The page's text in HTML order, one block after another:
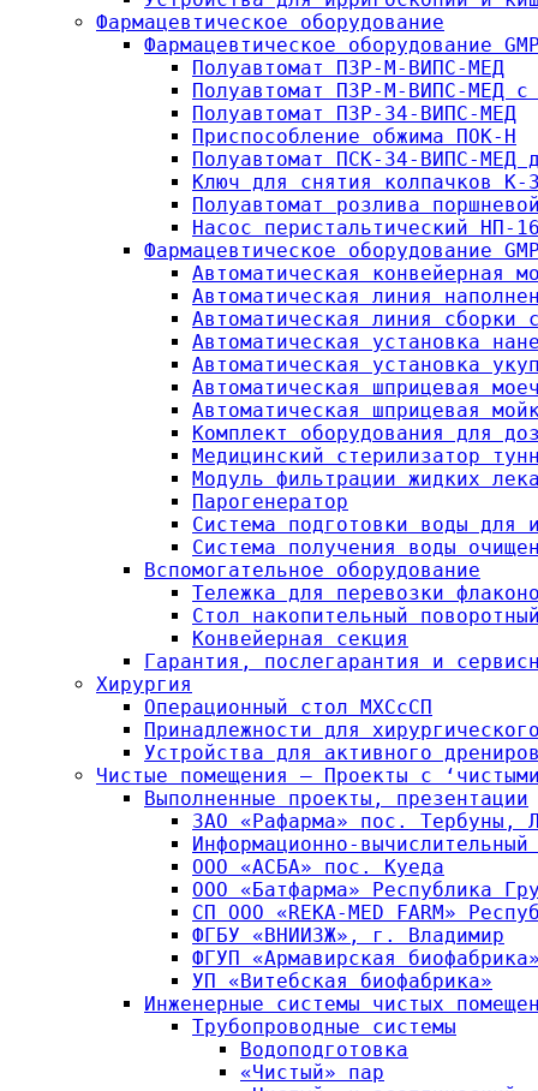
Фармацевтическое оборудование
Фармацевтическое оборудование
Полуавтомат ПЗР-М-ВИПС-МЕД
Полуавтомат ПЗР-М-ВИПС-МЕД с
Полуавтомат ПЗР-34-ВИПС-МЕД
Приспособление обжима ПОК-Н
Полуавтомат ПСК-34-ВИПС-МЕД
Ключ для снятия колпачков
Полуавтомат розлива
Насос перистальтический НП-
Фармацевтическое оборудование
Автоматическая конвейерная
Автоматическая линия
Автоматическая линия сборки
Автоматическая установка
Автоматическая установка
Автоматическая шприцевая
Автоматическая шприцевая
Комплект оборудования для
Медицинский стерилизатор
Модуль фильтрации жидких
Парогенератор
Система подготовки воды для
Система получения воды
Вспомогательное оборудование
Тележка для перевозки
Стол накопительный
Конвейерная секция
Гарантия, послегарантия и
Хирургия
Операционный стол МХСсСП
Принадлежности для
Устройства для активного
Чистые помещения — Проекты с
Выполненные проекты, презентации
ЗАО «Рафарма» пос. Тербуны,
Информационно-
ООО «АСБА» пос. Куеда
ООО «Батфарма» Республика
СП ООО «REKA-MED FARM»
ФГБУ «ВНИИЗЖ», г. Владимир
ФГУП «Армавирская
УП «Витебская биофабрика»
Инженерные системы чистых
Трубопроводные системы
Водоподготовка
«Чистый» пар